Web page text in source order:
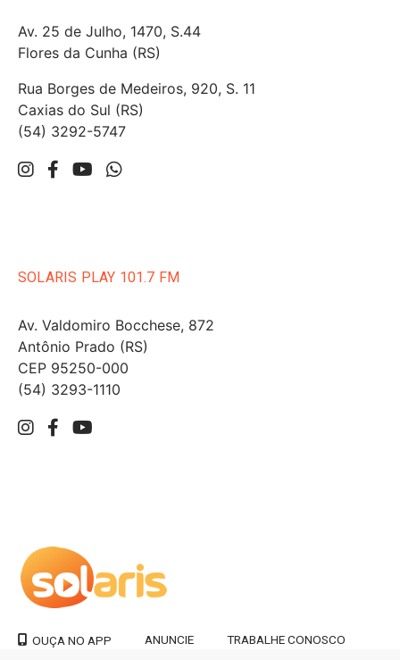
Av. 25 de Julho, 1470, S.44
Flores da Cunha (RS)
Rua Borges de Medeiros, 920, S. 11
Caxias do Sul (RS)
(54) 3292-5747
SOLARIS PLAY 101.7 FM
Av. Valdomiro Bocchese, 872
Antônio Prado (RS)
CEP 95250-000
(54) 3293-1110
OUÇA NO APP ANUNCIE TRABALHE CONOSCO